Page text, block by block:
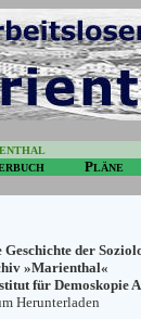
PLÄNE
der
»Marienthal«
für Demoskopie
Herunterladen